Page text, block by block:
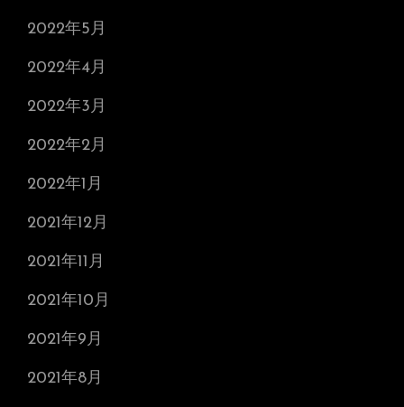
2022年5月
2022年4月
2022年3月
2022年2月
2022年1月
2021年12月
2021年11月
2021年10月
2021年9月
2021年8月